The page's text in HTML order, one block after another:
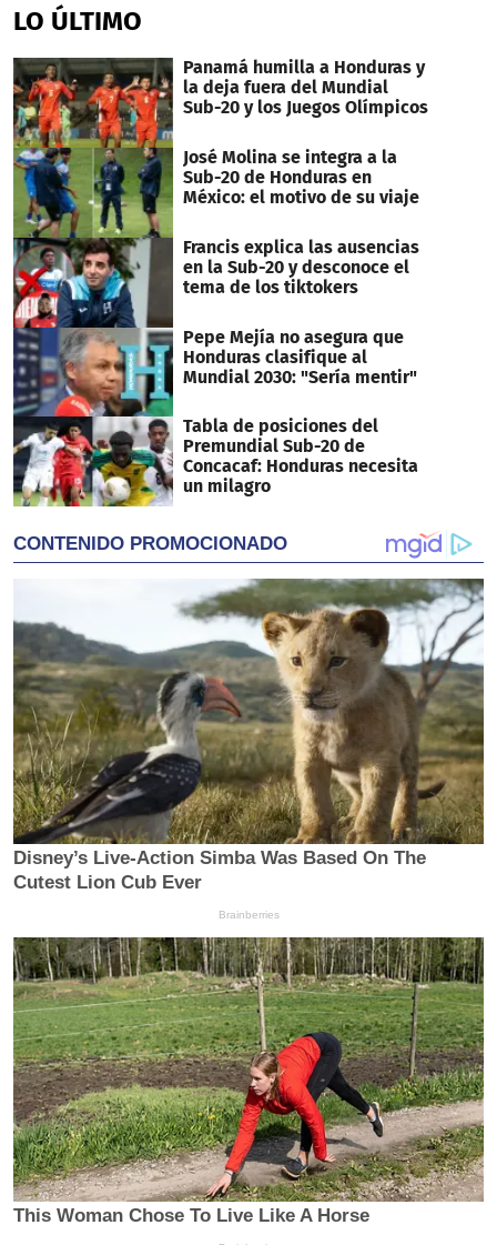
LO ÚLTIMO
Panamá humilla a Honduras y
la deja fuera del Mundial
Sub-20 y los Juegos Olímpicos
José Molina se integra a la
Sub-20 de Honduras en
México: el motivo de su viaje
Francis explica las ausencias
en la Sub-20 y desconoce el
tema de los tiktokers
Pepe Mejía no asegura que
Honduras clasifique al
Mundial 2030: "Sería mentir"
Tabla de posiciones del
Premundial Sub-20 de
Concacaf: Honduras necesita
un milagro